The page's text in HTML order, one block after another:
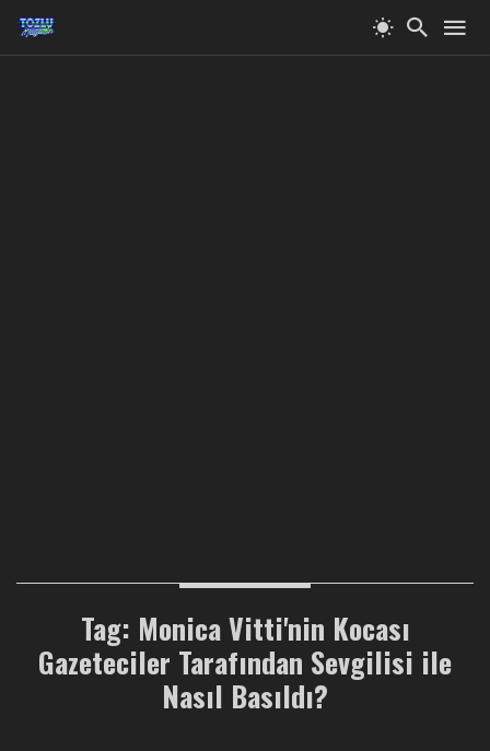
Tag: Monica Vitti'nin Kocası
Gazeteciler Tarafından Sevgilisi ile
Nasıl Basıldı?